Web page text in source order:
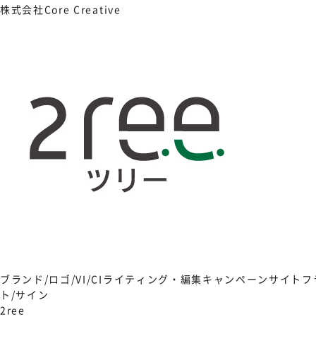
株式会社Core Creative
ブランド/ロゴ/VI/CI ライティング・編集 キャンペーンサイト
ト/サイン
2ree